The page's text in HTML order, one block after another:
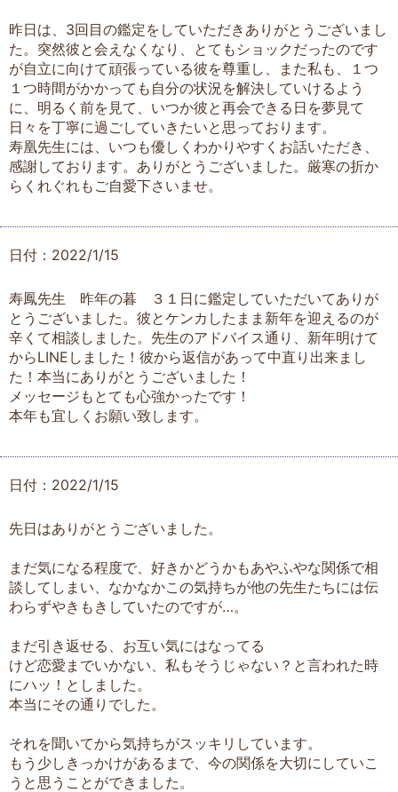
昨日は、3回目の鑑定をしていただきありがとうございまし
た。突然彼と会えなくなり、とてもショックだったのです
が自立に向けて頑張っている彼を尊重し、また私も、１つ
１つ時間がかかっても自分の状況を解決していけるよう
に、明るく前を見て、いつか彼と再会できる日を夢見て
日々を丁寧に過ごしていきたいと思っております。
寿凰先生には、いつも優しくわかりやすくお話いただき、
感謝しております。ありがとうございました。厳寒の折か
らくれぐれもご自愛下さいませ。
日付：2022/1/15
寿鳳先生 昨年の暮 ３１日に鑑定していただいてありが
とうございました。彼とケンカしたまま新年を迎えるのが
辛くて相談しました。先生のアドバイス通り、新年明けて
からLINEしました！彼から返信があって中直り出来まし
た！本当にありがとうございました！
メッセージもとても心強かったです！
本年も宜しくお願い致します。
日付：2022/1/15
先日はありがとうございました。
まだ気になる程度で、好きかどうかもあやふやな関係で相
談してしまい、なかなかこの気持ちが他の先生たちには伝
わらずやきもきしていたのですが…。
まだ引き返せる、お互い気にはなってる
けど恋愛までいかない、私もそうじゃない？と言われた時
にハッ！としました。
本当にその通りでした。
それを聞いてから気持ちがスッキリしています。
もう少しきっかけがあるまで、今の関係を大切にしていこ
うと思うことができました。